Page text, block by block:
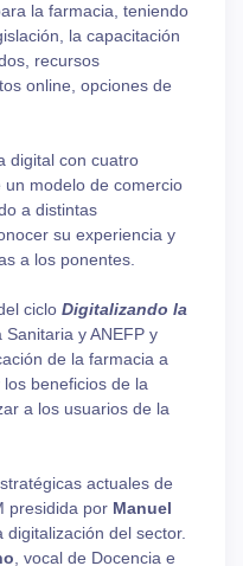
la farmacia, teniendo
la capacitación
recursos
online, opciones de
digital con cuatro
modelo de comercio
a distintas
su experiencia y
a los ponentes.
ciclo Digitalizando la
y ANEFP y
de la farmacia a
beneficios de la
a los usuarios de la
actuales de
presidida por Manuel
digitalización del sector.
, vocal de Docencia e